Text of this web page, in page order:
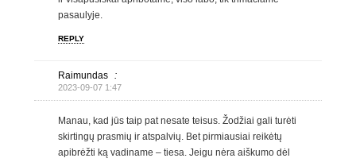
pasaulyje.
REPLY
Raimundas :
2023-09-07 1:47
Manau, kad jūs taip pat nesate teisus. Žodžiai gali turėti
skirtingų prasmių ir atspalvių. Bet pirmiausiai reikėtų
apibrėžti ką vadiname – tiesa. Jeigu nėra aiškumo dėl